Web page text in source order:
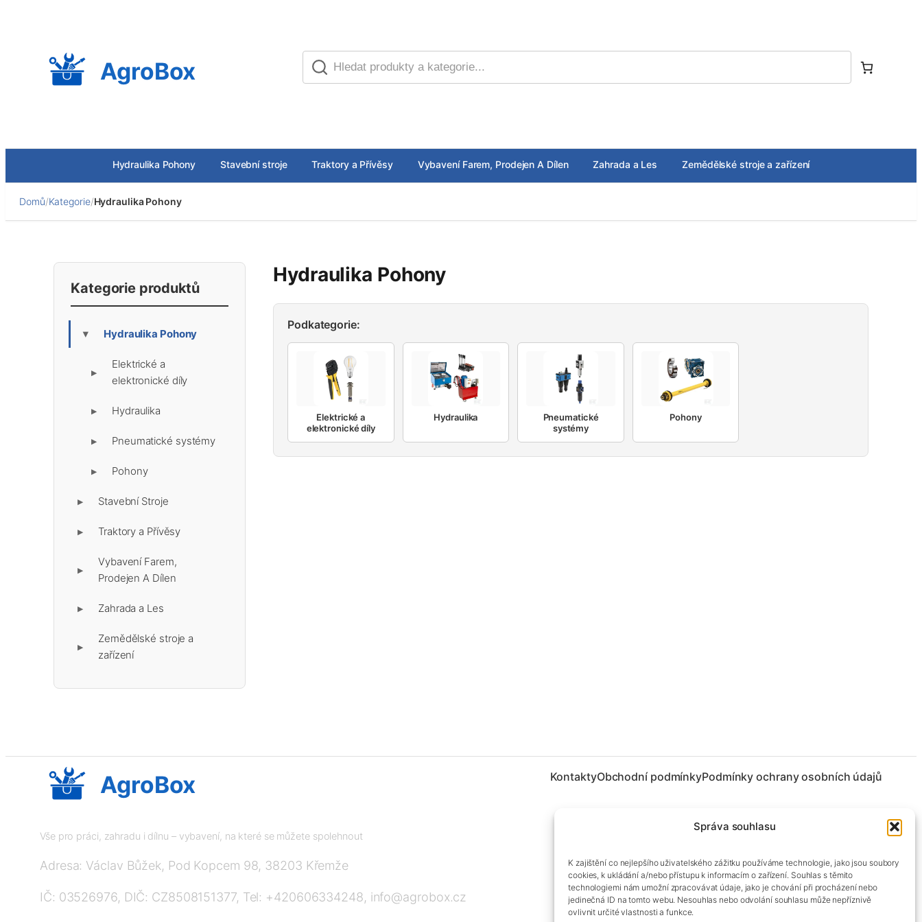
Správa souhlasu
K zajištění co nejlepšího uživatelského zážitku používáme technologie, jako jsou soubory
cookies, k ukládání a/nebo přístupu k informacím o zařízení. Souhlas s těmito
technologiemi nám umožní zpracovávat údaje, jako je chování při procházení nebo
jedinečná ID na tomto webu. Nesouhlas nebo odvolání souhlasu může nepříznivě
ovlivnit určité vlastnosti a funkce.
AgroBox
Hydraulika Pohony Stavební stroje Traktory a Přívěsy Vybavení Farem, Prodejen A Dílen Zahrada a Les Zemědělské stroje a zařízení
Domů/Kategorie/Hydraulika Pohony
Kategorie produktů
▶ Hydraulika Pohony
▶
Elektrické a
elektronické díly
▶ Hydraulika
▶ Pneumatické systémy
▶ Pohony
▶ Stavební Stroje
▶ Traktory a Přívěsy
▶
Vybavení Farem,
Prodejen A Dílen
▶ Zahrada a Les
▶
Zemědělské stroje a
zařízení
Hydraulika Pohony
Podkategorie:
Elektrické a
elektronické díly
Hydraulika
Pneumatické
systémy
Pohony
AgroBox
Vše pro práci, zahradu i dílnu – vybavení, na které se můžete spolehnout
Adresa: Václav Bůžek, Pod Kopcem 98, 38203 Křemže
IČ: 03526976, DIČ: CZ8508151377, Tel: +420606334248, info@agrobox.cz
KontaktyObchodní podmínkyPodmínky ochrany osobních údajů